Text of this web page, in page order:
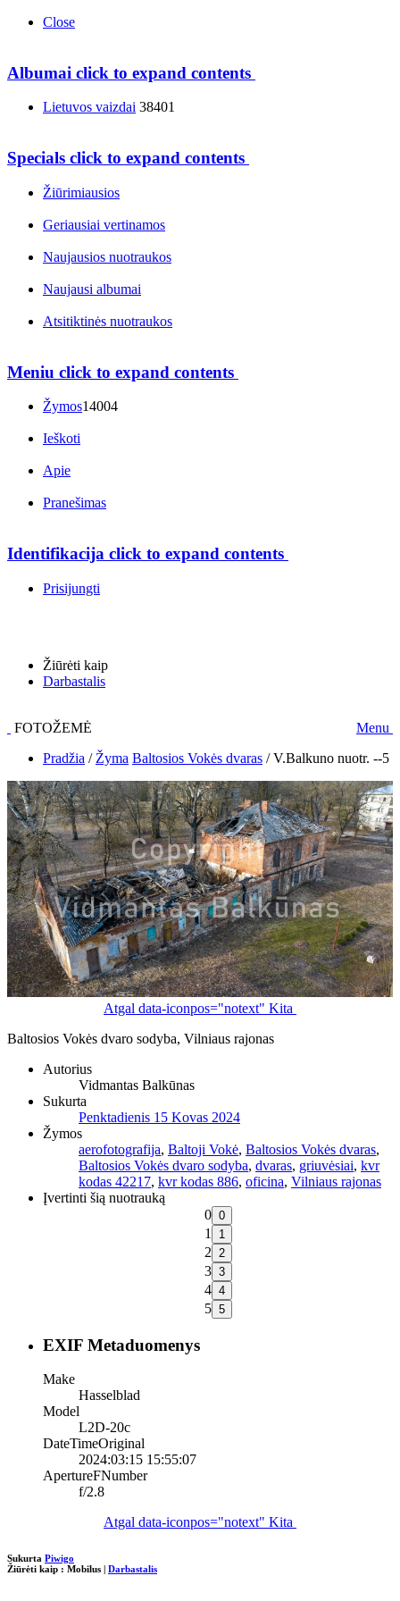
Close
Albumai click to expand contents
Lietuvos vaizdai 38401
Specials click to expand contents
Žiūrimiausios
Geriausiai vertinamos
Naujausios nuotraukos
Naujausi albumai
Atsitiktinės nuotraukos
Meniu click to expand contents
Žymos14004
Ieškoti
Apie
Pranešimas
Identifikacija click to expand contents
Prisijungti
Žiūrėti kaip
Darbastalis
FOTOŽEMĖ
Menu
Pradžia / Žyma Baltosios Vokės dvaras /V.Balkuno nuotr. --5
Atgal data-iconpos="notext" Kita
Baltosios Vokės dvaro sodyba, Vilniaus rajonas
Autorius
Vidmantas Balkūnas
Sukurta
Penktadienis 15 Kovas 2024
Žymos
aerofotografija, Baltoji Vokė, Baltosios Vokės dvaras,
Baltosios Vokės dvaro sodyba, dvaras, griuvėsiai, kvr
kodas 42217, kvr kodas 886, oficina, Vilniaus rajonas
Įvertinti šią nuotrauką
0
1
2
3
4
5
EXIF Metaduomenys
Make
Hasselblad
Model
L2D-20c
DateTimeOriginal
2024:03:15 15:55:07
ApertureFNumber
f/2.8
Atgal data-iconpos="notext" Kita
Sukurta Piwigo
Žiūrėti kaip : Mobilus Darbastalis